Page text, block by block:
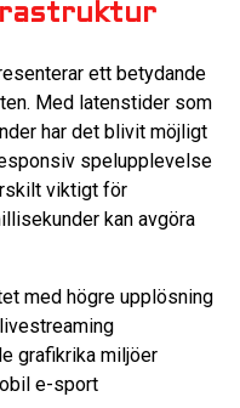
ett betydande
Med latenstider som
har det blivit möjligt
spelupplevelse
viktigt för
kan avgöra
med högre upplösning
grafikrika miljöer
e-sport